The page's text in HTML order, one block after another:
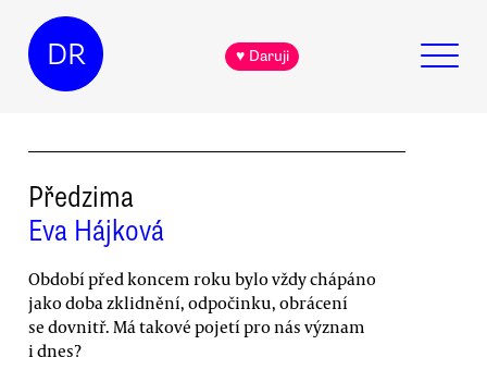
DR ♥ Daruji
Předzima
Eva Hájková
Období před koncem roku bylo vždy chápáno
jako doba zklidnění, odpočinku, obrácení
se dovnitř. Má takové pojetí pro nás význam
i dnes?